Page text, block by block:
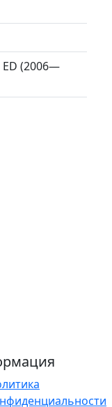
ED (2006—